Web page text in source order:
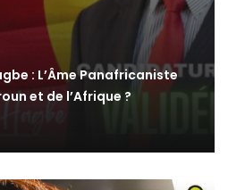
: L’Âme Panafricaniste
et de l’Afrique ?